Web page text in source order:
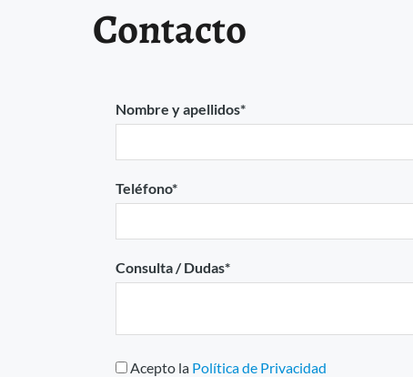
Contacto
Nombre y apellidos*
Teléfono*
Consulta / Dudas*
Acepto la Política de Privacidad